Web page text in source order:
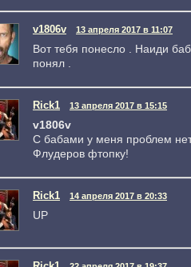
v1806v 13 апреля 2017 в 11:07
Вот тебя понесло . Наиди
понял .
Rick1 13 апреля 2017 в 15:15
v1806v
С бабами у меня проблем
Флудеров фтопку!
Rick1 14 апреля 2017 в 20:33
UP